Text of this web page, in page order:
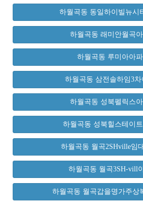
하월곡동 동일하이빌뉴시
하월곡동 래미안월곡
하월곡동 루미아아
하월곡동 삼전솔하임3차
하월곡동 성북펠릭스
하월곡동 성북힐스테이
하월곡동 월곡2SHville임
하월곡동 월곡3SH-vill
하월곡동 월곡갑을명가주상